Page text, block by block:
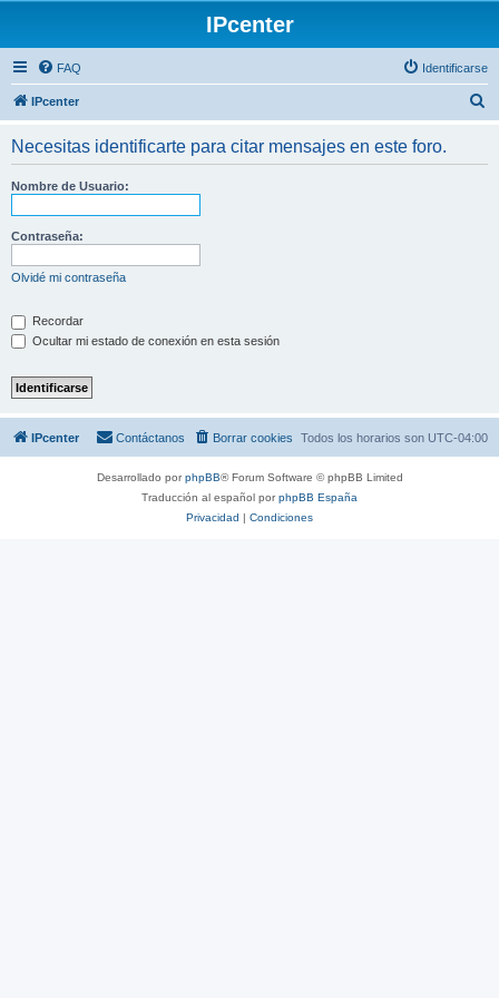
IPcenter
FAQ Identificarse
IPcenter
Necesitas identificarte para citar mensajes en este foro.
Nombre de Usuario:
Contraseña:
Olvidé mi contraseña
Recordar
Ocultar mi estado de conexión en esta sesión
IPcenter Todos los horarios son UTC-04:00
Borrar cookies
Contáctanos
Desarrollado porphpBB® Forum Software © phpBB Limited
Traducción al español porphpBB España
Privacidad | Condiciones